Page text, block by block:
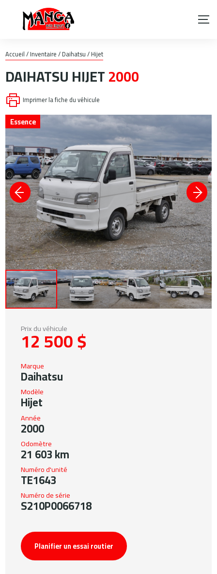
Accueil/Inventaire/Daihatsu/Hijet
DAIHATSUHIJET2000
Imprimer la fiche du véhicule
Essence
Prix du véhicule
12 500 $
Marque
Daihatsu
Modèle
Hijet
Année
2000
Odomètre
21 603 km
Numéro d'unité
TE1643
Numéro de série
S210P0066718
Planifier un essai routier